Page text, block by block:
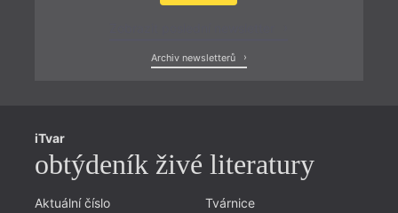
Archiv newsletterů
iTvar
obtýdeník živé literatury
Aktuální číslo
Tvárnice